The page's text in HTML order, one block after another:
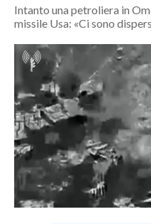
ITALIA
MONDO
POLITICA
ECONOMIA
SERVIZI ALLE IMPRESE
LAVORO
BANDI
Intanto una petroliera in
missile Usa: «Ci sono